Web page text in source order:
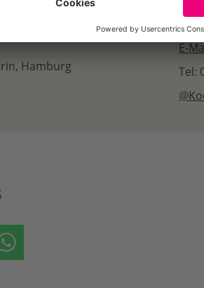
Hamburg
E-
Tel:
auf Bluesky